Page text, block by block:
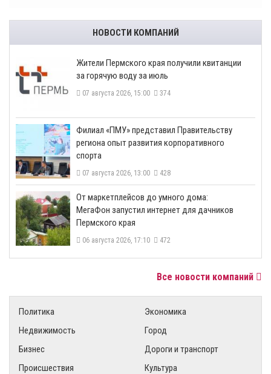
НОВОСТИ КОМПАНИЙ
​Жители Пермского края получили квитанции
за горячую воду за июль
07 августа 2026, 15:00 374
​Филиал «ПМУ» представил Правительству
региона опыт развития корпоративного
спорта
07 августа 2026, 13:00 428
От маркетплейсов до умного дома:
МегаФон запустил интернет для дачников
Пермского края
06 августа 2026, 17:10 472
Все новости компаний
Политика
Экономика
Недвижимость
Город
Бизнес
Дороги и транспорт
Происшествия
Культура